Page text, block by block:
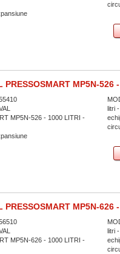
PRESSOSMART MP5N-526
MP5N-526 - 1000 LITRI -
litri
PRESSOSMART MP5N-626
MP5N-626 - 1000 LITRI -
litri